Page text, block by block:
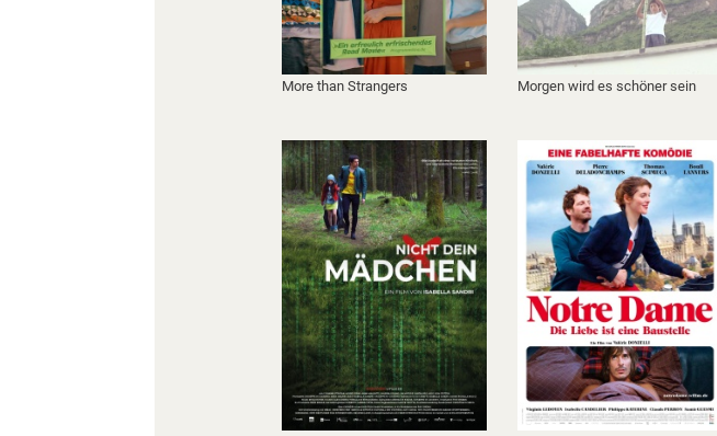
More than Strangers Morgen wird es schöner sein